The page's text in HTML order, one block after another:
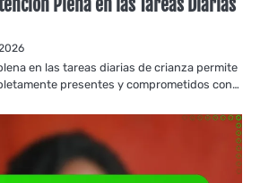
Plena en las Tareas Diarias
en las tareas diarias de crianza permite
presentes y comprometidos con…